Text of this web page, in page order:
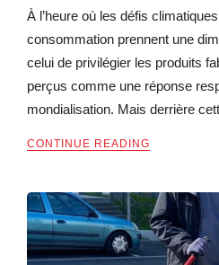
À l’heure où les défis
consommation prennent une
celui de privilégier les produits
perçus comme une réponse
mondialisation. Mais derrière
CONTINUE READING